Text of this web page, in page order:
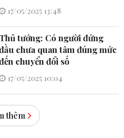
17/05/2025 13:48
Thủ tướng: Có người đứng
chưa quan tâm đúng mức
chuyển đổi số
17/05/2025 10:04
thêm